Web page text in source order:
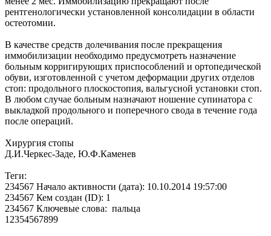
рентгенологически установленной консолидации в области
остеотомии.
В качестве средств долечивания после прекращения
иммобилизации необходимо предусмотреть назначение
больным корригирующих приспособлений и ортопедической
обуви, изготовленной с учетом деформации других отделов
стоп: продольного плоскостопия, вальгусной установки стоп.
В любом случае больным назначают ношение супинатора с
выкладкой продольного и поперечного свода в течение года
после операций.
Хирургия стопы
Д.И.Черкес-Заде, Ю.Ф.Каменев
Теги:
234567 Начало активности (дата): 10.10.2014 19:57:00
234567 Кем создан (ID): 1
234567 Ключевые слова: пальца
12354567899